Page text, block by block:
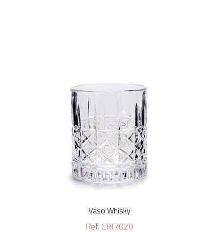
Vaso Whisky
Ref. CRI7020